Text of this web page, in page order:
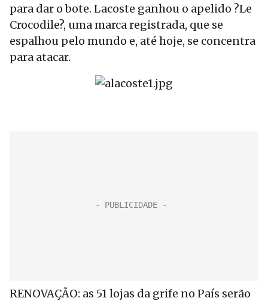
para dar o bote. Lacoste ganhou o apelido ?Le
Crocodile?, uma marca registrada, que se
espalhou pelo mundo e, até hoje, se concentra
para atacar.
RENOVAÇÃO: as 51 lojas da grife no País serão